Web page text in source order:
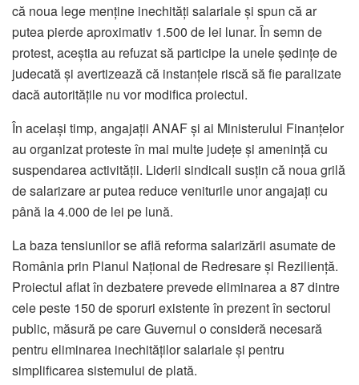
că noua lege menține inechități salariale și spun că ar
putea pierde aproximativ 1.500 de lei lunar. În semn de
protest, aceștia au refuzat să participe la unele ședințe de
judecată și avertizează că instanțele riscă să fie paralizate
dacă autoritățile nu vor modifica proiectul.
În același timp, angajații ANAF și ai Ministerului Finanțelor
au organizat proteste în mai multe județe și amenință cu
suspendarea activității. Liderii sindicali susțin că noua grilă
de salarizare ar putea reduce veniturile unor angajați cu
până la 4.000 de lei pe lună.
La baza tensiunilor se află reforma salarizării asumate de
România prin Planul Național de Redresare și Reziliență.
Proiectul aflat în dezbatere prevede eliminarea a 87 dintre
cele peste 150 de sporuri existente în prezent în sectorul
public, măsură pe care Guvernul o consideră necesară
pentru eliminarea inechităților salariale și pentru
simplificarea sistemului de plată.